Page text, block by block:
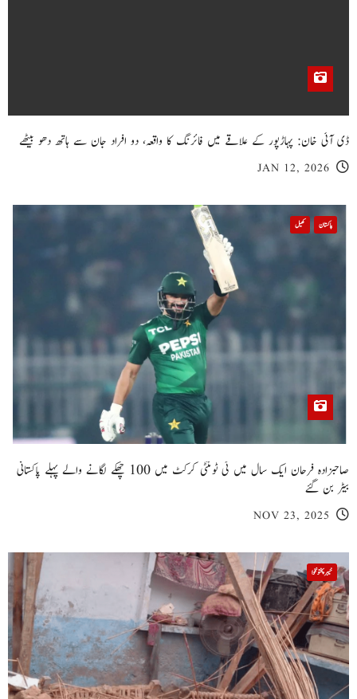
ڈی آئی خان: پہاڑپور کے علاقے میں فائرنگ کا واقعہ، دو افراد جان سے ہاتھ دھو بیٹھے
JAN 12, 2026
پاکستان کھیل
صاحبزادہ فرحان ایک سال میں ٹی ٹوئنٹی کرکٹ میں 100 چھکے لگانے والے پہلے پاکستانی
بیٹر بن گئے
NOV 23, 2025
خیبر پختونخوا